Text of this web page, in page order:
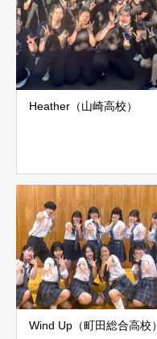
Heather（山崎高校）
Wind Up（町田総合高校）